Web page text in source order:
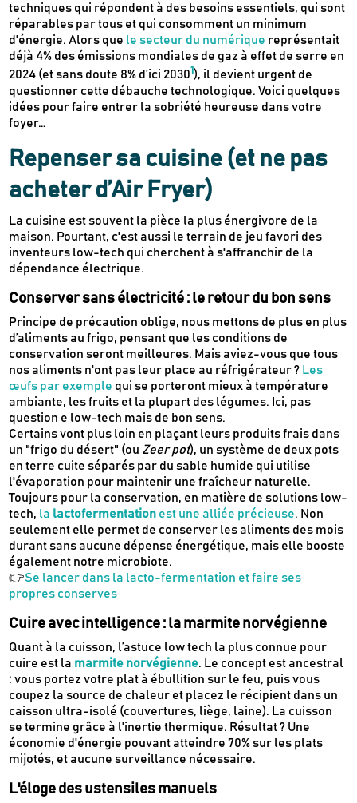
techniques qui répondent à des besoins essentiels, qui sont
réparables par tous et qui consomment un minimum
d'énergie. Alors que le secteur du numérique représentait
déjà 4% des émissions mondiales de gaz à effet de serre en
2024 (et sans doute 8% d’ici 20301), il devient urgent de
questionner cette débauche technologique. Voici quelques
idées pour faire entrer la sobriété heureuse dans votre
foyer…
Repenser sa cuisine (et ne pas
acheter d’Air Fryer)
La cuisine est souvent la pièce la plus énergivore de la
maison. Pourtant, c'est aussi le terrain de jeu favori des
inventeurs low-tech qui cherchent à s'affranchir de la
dépendance électrique.
Conserver sans électricité : le retour du bon sens
Principe de précaution oblige, nous mettons de plus en plus
d’aliments au frigo, pensant que les conditions de
conservation seront meilleures. Mais aviez-vous que tous
nos aliments n'ont pas leur place au réfrigérateur ? Les
œufs par exemple qui se porteront mieux à température
ambiante, les fruits et la plupart des légumes. Ici, pas
question e low-tech mais de bon sens.
Certains vont plus loin en plaçant leurs produits frais dans
un "frigo du désert" (ou Zeer pot), un système de deux pots
en terre cuite séparés par du sable humide qui utilise
l'évaporation pour maintenir une fraîcheur naturelle.
Toujours pour la conservation, en matière de solutions low-
tech, la lactofermentation est une alliée précieuse. Non
seulement elle permet de conserver les aliments des mois
durant sans aucune dépense énergétique, mais elle booste
également notre microbiote.
👉Se lancer dans la lacto-fermentation et faire ses
propres conserves
Cuire avec intelligence : la marmite norvégienne
Quant à la cuisson, l’astuce low tech la plus connue pour
cuire est la marmite norvégienne. Le concept est ancestral
: vous portez votre plat à ébullition sur le feu, puis vous
coupez la source de chaleur et placez le récipient dans un
caisson ultra-isolé (couvertures, liège, laine). La cuisson
se termine grâce à l'inertie thermique. Résultat ? Une
économie d'énergie pouvant atteindre 70% sur les plats
mijotés, et aucune surveillance nécessaire.
L'éloge des ustensiles manuels